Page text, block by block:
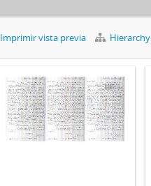
Imprimir vista previa Hierarchy